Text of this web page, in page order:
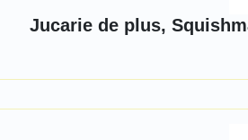
Jucarie de plus,